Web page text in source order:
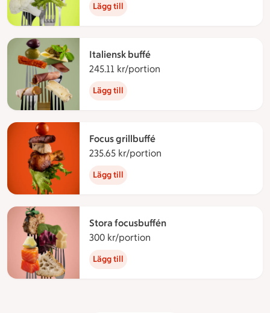
Lägg till
Italiensk buffé
245.11 kr/portion
Lägg till
Focus grillbuffé
235.65 kr/portion
Lägg till
Stora focusbuffén
300 kr/portion
Lägg till